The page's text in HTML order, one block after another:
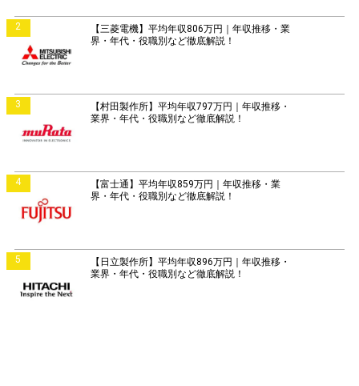
2
【三菱電機】平均年収806万円｜年収推移・業
界・年代・役職別など徹底解説！
3
【村田製作所】平均年収797万円｜年収推移・
業界・年代・役職別など徹底解説！
4
【富士通】平均年収859万円｜年収推移・業
界・年代・役職別など徹底解説！
5
【日立製作所】平均年収896万円｜年収推移・
業界・年代・役職別など徹底解説！